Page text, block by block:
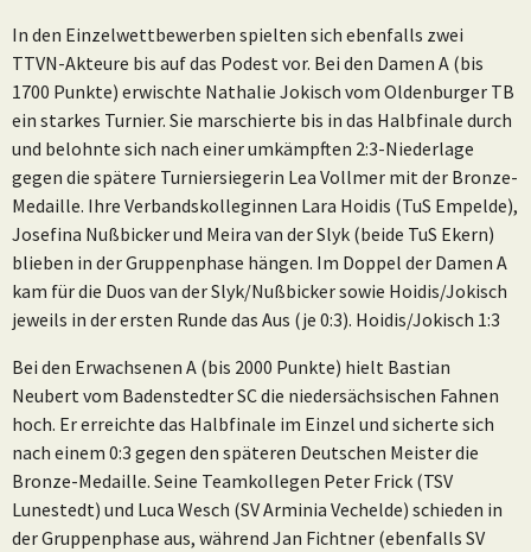
In den Einzelwettbewerben spielten sich ebenfalls zwei
TTVN-Akteure bis auf das Podest vor. Bei den Damen A (bis
1700 Punkte) erwischte Nathalie Jokisch vom Oldenburger TB
ein starkes Turnier. Sie marschierte bis in das Halbfinale durch
und belohnte sich nach einer umkämpften 2:3-Niederlage
gegen die spätere Turniersiegerin Lea Vollmer mit der Bronze-
Medaille. Ihre Verbandskolleginnen Lara Hoidis (TuS Empelde),
Josefina Nußbicker und Meira van der Slyk (beide TuS Ekern)
blieben in der Gruppenphase hängen. Im Doppel der Damen A
kam für die Duos van der Slyk/Nußbicker sowie Hoidis/Jokisch
jeweils in der ersten Runde das Aus (je 0:3). Hoidis/Jokisch 1:3
Bei den Erwachsenen A (bis 2000 Punkte) hielt Bastian
Neubert vom Badenstedter SC die niedersächsischen Fahnen
hoch. Er erreichte das Halbfinale im Einzel und sicherte sich
nach einem 0:3 gegen den späteren Deutschen Meister die
Bronze-Medaille. Seine Teamkollegen Peter Frick (TSV
Lunestedt) und Luca Wesch (SV Arminia Vechelde) schieden in
der Gruppenphase aus, während Jan Fichtner (ebenfalls SV